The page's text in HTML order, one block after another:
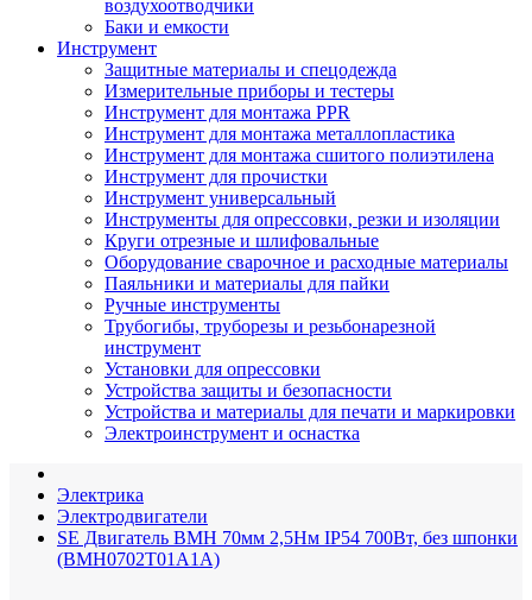
воздухоотводчики
Баки и емкости
Инструмент
Защитные материалы и спецодежда
Измерительные приборы и тестеры
Инструмент для монтажа PPR
Инструмент для монтажа металлопластика
Инструмент для монтажа сшитого полиэтилена
Инструмент для прочистки
Инструмент универсальный
Инструменты для опрессовки, резки и изоляции
Круги отрезные и шлифовальные
Оборудование сварочное и расходные материалы
Паяльники и материалы для пайки
Ручные инструменты
Трубогибы, труборезы и резьбонарезной
инструмент
Установки для опрессовки
Устройства защиты и безопасности
Устройства и материалы для печати и маркировки
Электроинструмент и оснастка
Электрика
Электродвигатели
SE Двигатель BMH 70мм 2,5Нм IP54 700Вт, без шпонки
(BMH0702T01A1A)